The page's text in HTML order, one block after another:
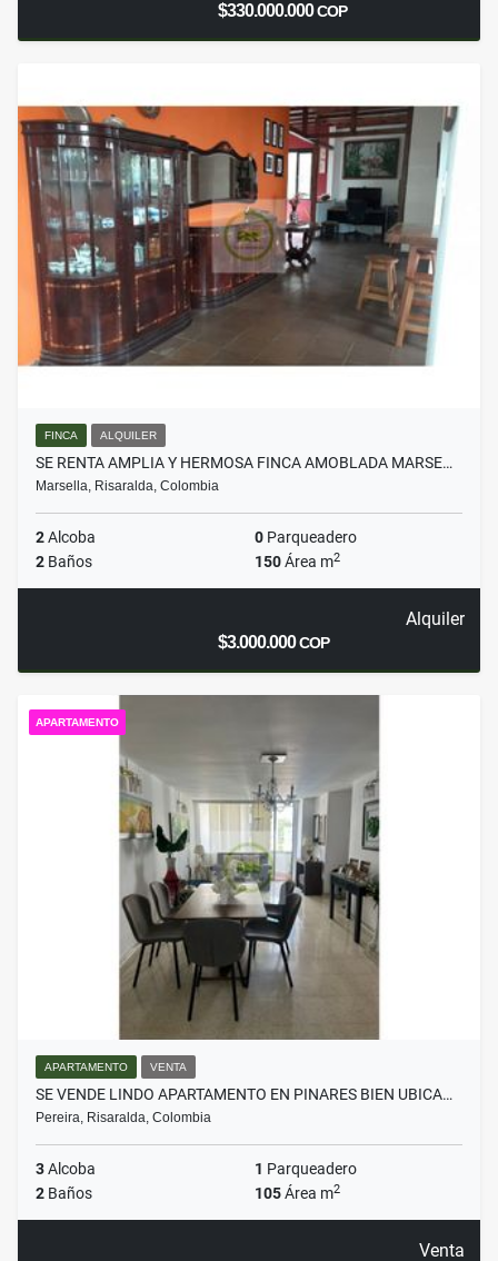
$330.000.000COP
FINCA ALQUILER
SE RENTA AMPLIA Y HERMOSA FINCA AMOBLADA MARSE…
Marsella, Risaralda, Colombia
2Alcoba 0 Parqueadero
2 Baños 150Área m2
Alquiler
$3.000.000COP
APARTAMENTO
APARTAMENTO VENTA
SE VENDE LINDO APARTAMENTO EN PINARES BIEN UBICA…
Pereira, Risaralda, Colombia
3Alcoba 1 Parqueadero
2 Baños 105Área m2
Venta